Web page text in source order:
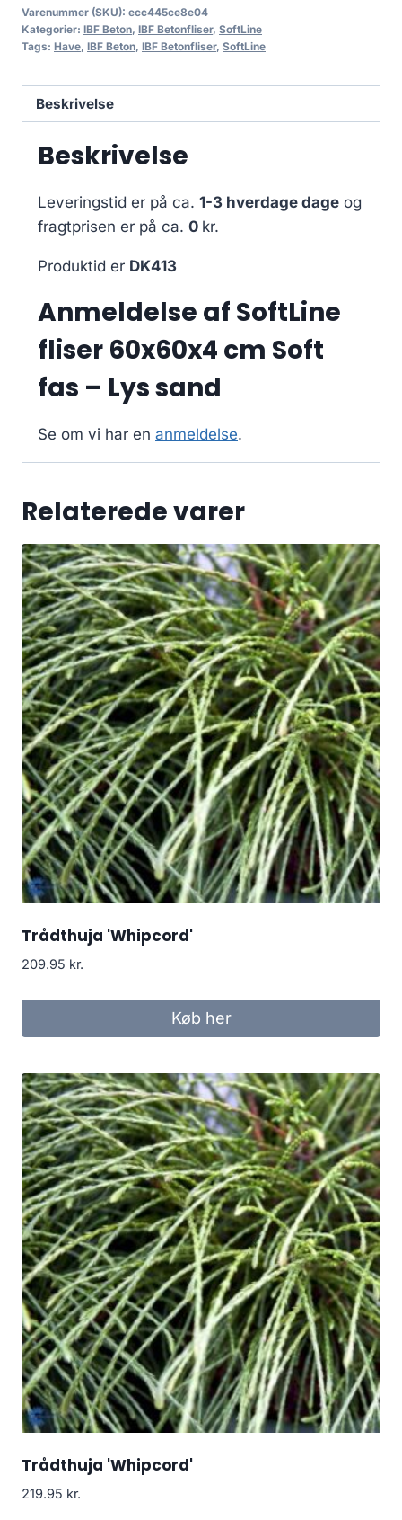
Varenummer (SKU): ecc445ce8e04
Kategorier: IBF Beton, IBF Betonfliser, SoftLine
Tags: Have, IBF Beton, IBF Betonfliser, SoftLine
Beskrivelse
Beskrivelse
Leveringstid er på ca. 1-3 hverdage dage og
fragtprisen er på ca. 0 kr.
Produktid er DK413
Anmeldelse af SoftLine
fliser 60x60x4 cm Soft
fas – Lys sand
Se om vi har en anmeldelse.
Relaterede varer
Trådthuja 'Whipcord'
209.95 kr.
Køb her
Trådthuja 'Whipcord'
219.95 kr.